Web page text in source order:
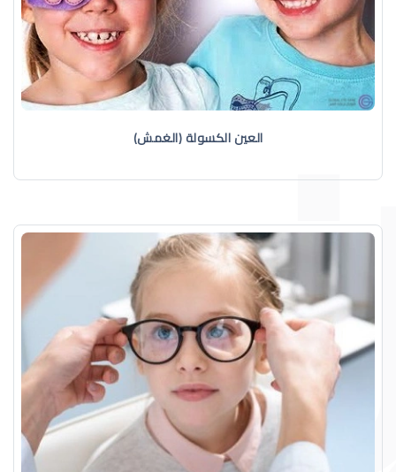
العين الكسولة (الغمش)